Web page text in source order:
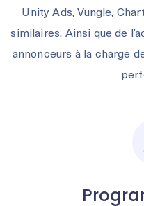
Unity Ads, Vungle,
similaires. Ainsi que de
annonceurs à la charge